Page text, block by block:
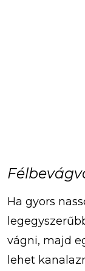
Ha gyors
vágni, majd
lehet